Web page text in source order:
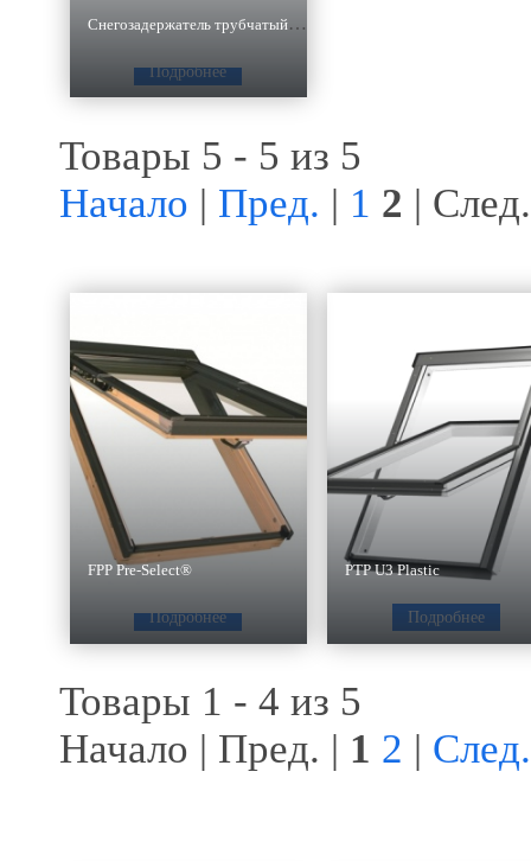
Снегозадержатель трубчатый для кровли
Подробнее
Товары 5 - 5 из 5
Начало | Пред. | 1 2 |
FPP Pre-Select®
Подробнее
PTP U3 Plastic
Подробнее
Товары 1 - 4 из 5
Начало | Пред. | 1 2 | След.